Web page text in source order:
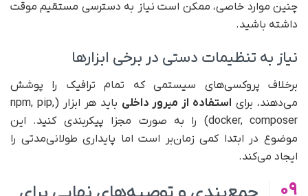
چنین موارد خاصی، ممکن است نیاز به دسترسی مستقیم موقت
داشته باشید.
نیاز به تنظیمات دستی در برخی ابزارها
برخلاف پروکسی‌های سیستمی که تمام ترافیک را پوشش
می‌دهند، برای استفاده از میرور داخلی
باید هر ابزار (npm, pip,
docker, composer) را به صورت مجزا پیکربندی کنید. این
موضوع در ابتدا کمی زمان‌بر است اما پایداری طولانی‌مدتی را
ایجاد می‌کند.
09